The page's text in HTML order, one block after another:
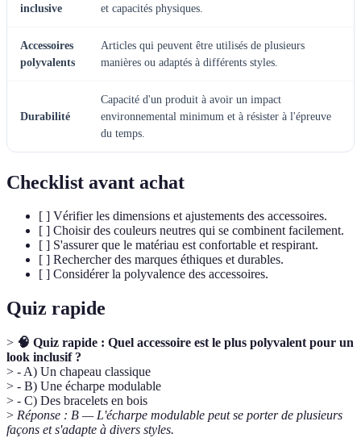
inclusive
et capacités physiques.
Accessoires
polyvalents
Articles qui peuvent être utilisés de plusieurs
manières ou adaptés à différents styles.
Durabilité
Capacité d'un produit à avoir un impact
environnemental minimum et à résister à l'épreuve
du temps.
Checklist avant achat
[ ] Vérifier les dimensions et ajustements des accessoires.
[ ] Choisir des couleurs neutres qui se combinent facilement.
[ ] S'assurer que le matériau est confortable et respirant.
[ ] Rechercher des marques éthiques et durables.
[ ] Considérer la polyvalence des accessoires.
Quiz rapide
> 🧠 Quiz rapide : Quel accessoire est le plus polyvalent pour un
look inclusif ?
> - A) Un chapeau classique
> - B) Une écharpe modulable
> - C) Des bracelets en bois
> Réponse : B — L'écharpe modulable peut se porter de plusieurs
façons et s'adapte à divers styles.